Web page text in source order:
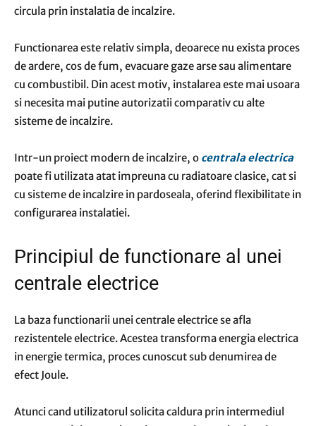
circula prin instalatia de incalzire.
Functionarea este relativ simpla, deoarece nu exista proces
de ardere, cos de fum, evacuare gaze arse sau alimentare
cu combustibil. Din acest motiv, instalarea este mai usoara
si necesita mai putine autorizatii comparativ cu alte
sisteme de incalzire.
Intr-un proiect modern de incalzire, o centrala electrica
poate fi utilizata atat impreuna cu radiatoare clasice, cat si
cu sisteme de incalzire in pardoseala, oferind flexibilitate in
configurarea instalatiei.
Principiul de functionare al unei
centrale electrice
La baza functionarii unei centrale electrice se afla
rezistentele electrice. Acestea transforma energia electrica
in energie termica, proces cunoscut sub denumirea de
efect Joule.
Atunci cand utilizatorul solicita caldura prin intermediul